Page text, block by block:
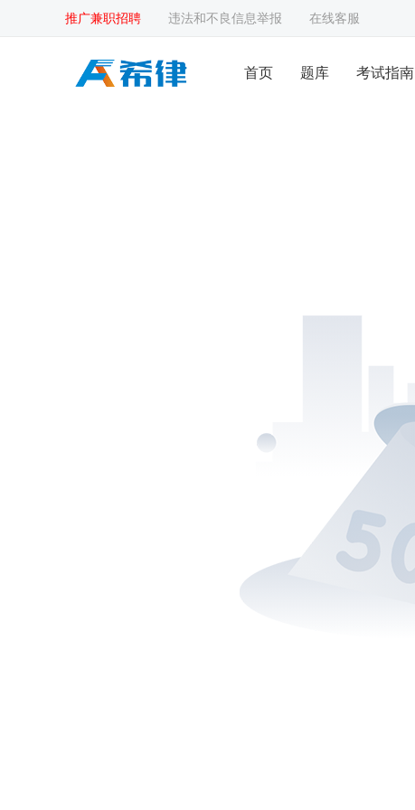
推广兼职招聘 违法和不良信息举报 在线客服
首页 题库 考试指南